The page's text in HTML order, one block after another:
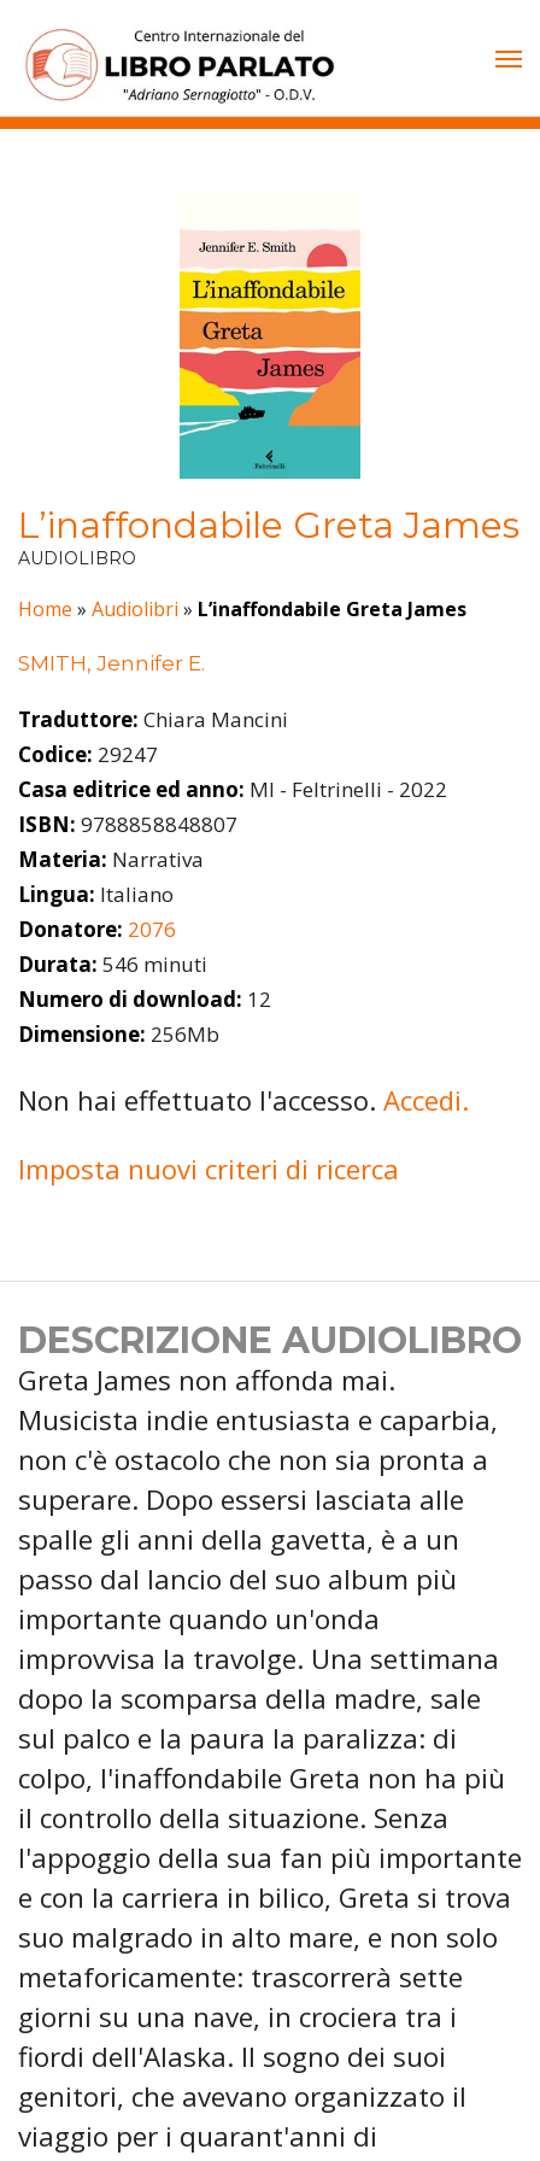
contenuto
L’inaffondabile Greta James
AUDIOLIBRO
Home » Audiolibri » L’inaffondabile Greta James
SMITH, Jennifer E.
Traduttore: Chiara Mancini
Codice: 29247
Casa editrice ed anno: MI - Feltrinelli - 2022
ISBN: 9788858848807
Materia: Narrativa
Lingua: Italiano
Donatore: 2076
Durata: 546 minuti
Numero di download: 12
Dimensione: 256Mb
Non hai effettuato l'accesso. Accedi.
Imposta nuovi criteri di ricerca
DESCRIZIONE AUDIOLIBRO
Greta James non affonda mai.
Musicista indie entusiasta e caparbia,
non c'è ostacolo che non sia pronta a
superare. Dopo essersi lasciata alle
spalle gli anni della gavetta, è a un
passo dal lancio del suo album più
importante quando un'onda
improvvisa la travolge. Una settimana
dopo la scomparsa della madre, sale
sul palco e la paura la paralizza: di
colpo, l'inaffondabile Greta non ha più
il controllo della situazione. Senza
l'appoggio della sua fan più importante
e con la carriera in bilico, Greta si trova
suo malgrado in alto mare, e non solo
metaforicamente: trascorrerà sette
giorni su una nave, in crociera tra i
fiordi dell'Alaska. Il sogno dei suoi
genitori, che avevano organizzato il
viaggio per i quarant'anni di